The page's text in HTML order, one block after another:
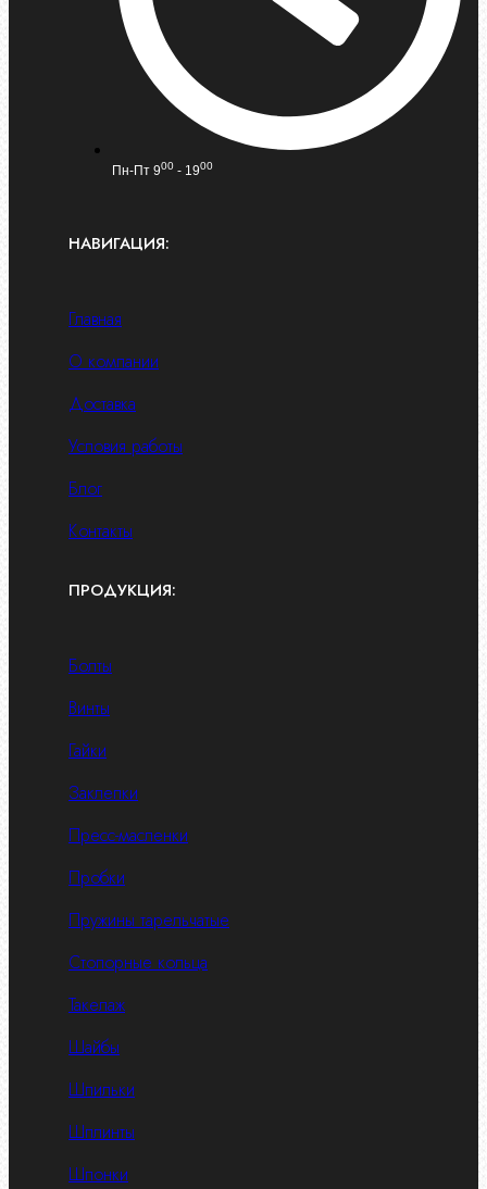
Пн-Пт 900 - 1900
НАВИГАЦИЯ:
Главная
О компании
Доставка
Условия работы
Блог
Контакты
ПРОДУКЦИЯ:
Болты
Винты
Гайки
Заклепки
Пресс-масленки
Пробки
Пружины тарельчатые
Стопорные кольца
Такелаж
Шайбы
Шпильки
Шплинты
Шпонки